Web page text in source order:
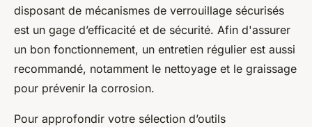
disposant de mécanismes de verrouillage sécurisés
est un gage d’efficacité et de sécurité. Afin d'assurer
un bon fonctionnement, un entretien régulier est aussi
recommandé, notamment le nettoyage et le graissage
pour prévenir la corrosion.
Pour approfondir votre sélection d’outils